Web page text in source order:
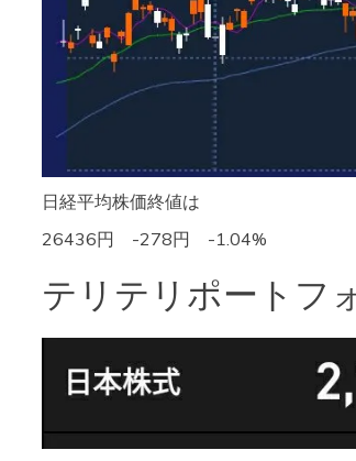
日経平均株価終値は
26436円 -278円 -1.04%
テリテリポートフ